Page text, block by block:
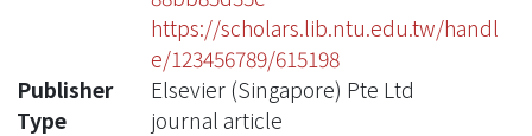
https://scholars.lib.ntu.edu.tw/handl
e/123456789/615198
Publisher
Elsevier (Singapore) Pte Ltd
Type
journal article